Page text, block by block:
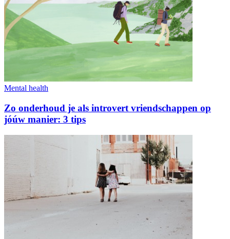
Mental health
Zo onderhoud je als introvert vriendschappen op
jóúw manier: 3 tips